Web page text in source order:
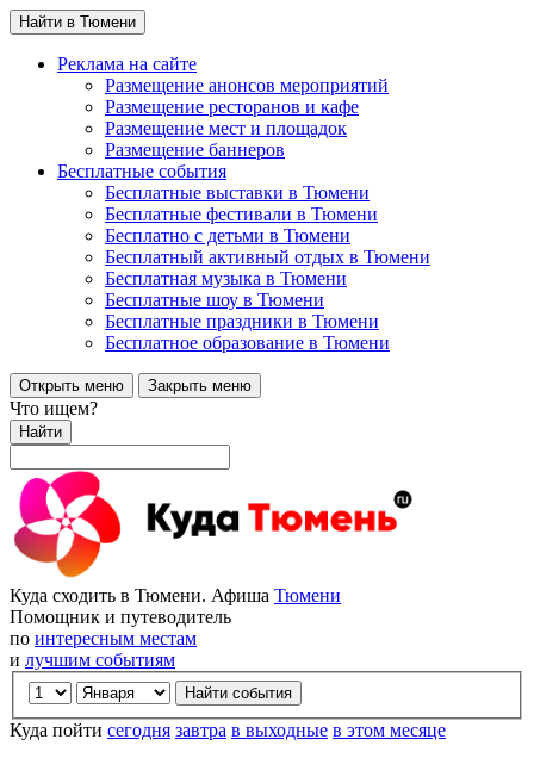
Найти в Тюмени
Реклама на сайте
Размещение анонсов мероприятий
Размещение ресторанов и кафе
Размещение мест и площадок
Размещение баннеров
Бесплатные события
Бесплатные выставки в Тюмени
Бесплатные фестивали в Тюмени
Бесплатно с детьми в Тюмени
Бесплатный активный отдых в Тюмени
Бесплатная музыка в Тюмени
Бесплатные шоу в Тюмени
Бесплатные праздники в Тюмени
Бесплатное образование в Тюмени
Открыть меню Закрыть меню
Что ищем?
Найти
Куда сходить в Тюмени. Афиша Тюмени
Помощник и путеводитель
по интересным местам
и лучшим событиям
Куда пойти сегодня завтра в выходные в этом месяце